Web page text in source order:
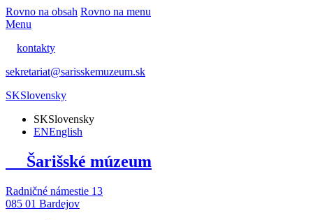
Rovno na obsah Rovno na menu
Menu
kontakty
sekretariat@sarisskemuzeum.sk
SKSlovensky
SKSlovensky
ENEnglish
Šarišské múzeum
Radničné námestie 13
085 01 Bardejov